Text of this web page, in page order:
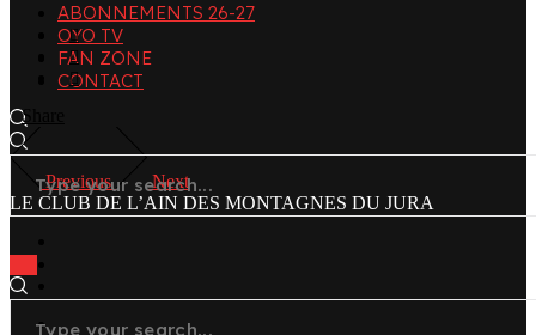
ABONNEMENTS 26-27
OYO TV
FAN ZONE
CONTACT
Share
Previous
Next
LE CLUB DE L’AIN DES MONTAGNES DU JURA
tiktok